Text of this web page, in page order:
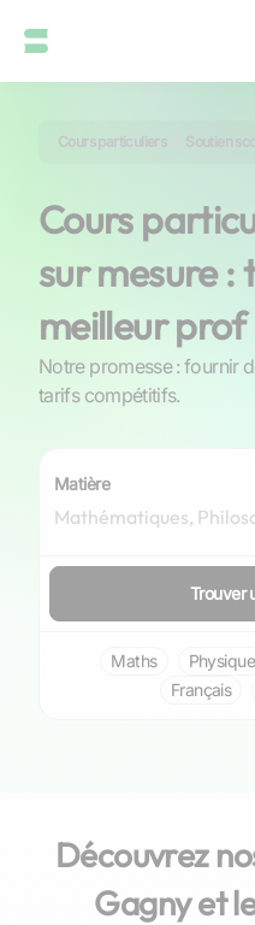
Cours particuliers Soutien
Cours
sur mesure :
meilleur prof
Notre promesse : fournir
tarifs compétitifs.
Matière
Trouver
Maths Physique
Français
Découvrez
Gagny et